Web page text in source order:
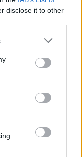
disclose it to other